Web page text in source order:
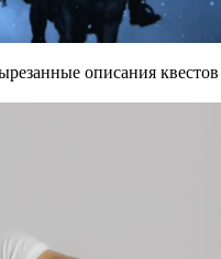
описания квестов